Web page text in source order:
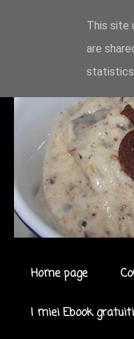
Home page
I miei Ebook gratuiti
This site
are